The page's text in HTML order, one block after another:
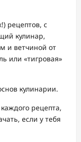
рецептов, с
кулинар,
и ветчиной от
или «тигровая»
кулинарии.
рецепта,
если у тебя